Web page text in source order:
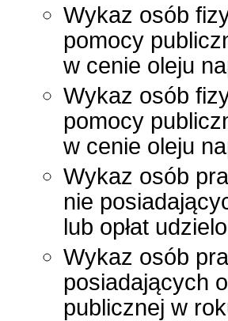
Wykaz osób
pomocy
w cenie oleju
Wykaz osób
pomocy
w cenie oleju
Wykaz osób
nie
lub opłat
Wykaz osób
posiadających
publicznej w